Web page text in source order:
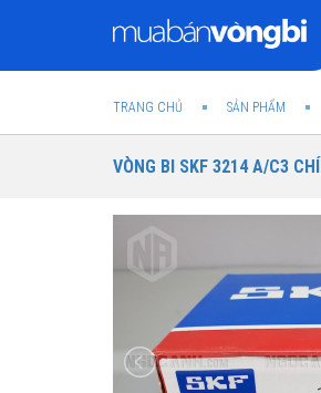
TRANG CHỦ SẢN PHẨM
VÒNG BI SKF 3214 A/C3